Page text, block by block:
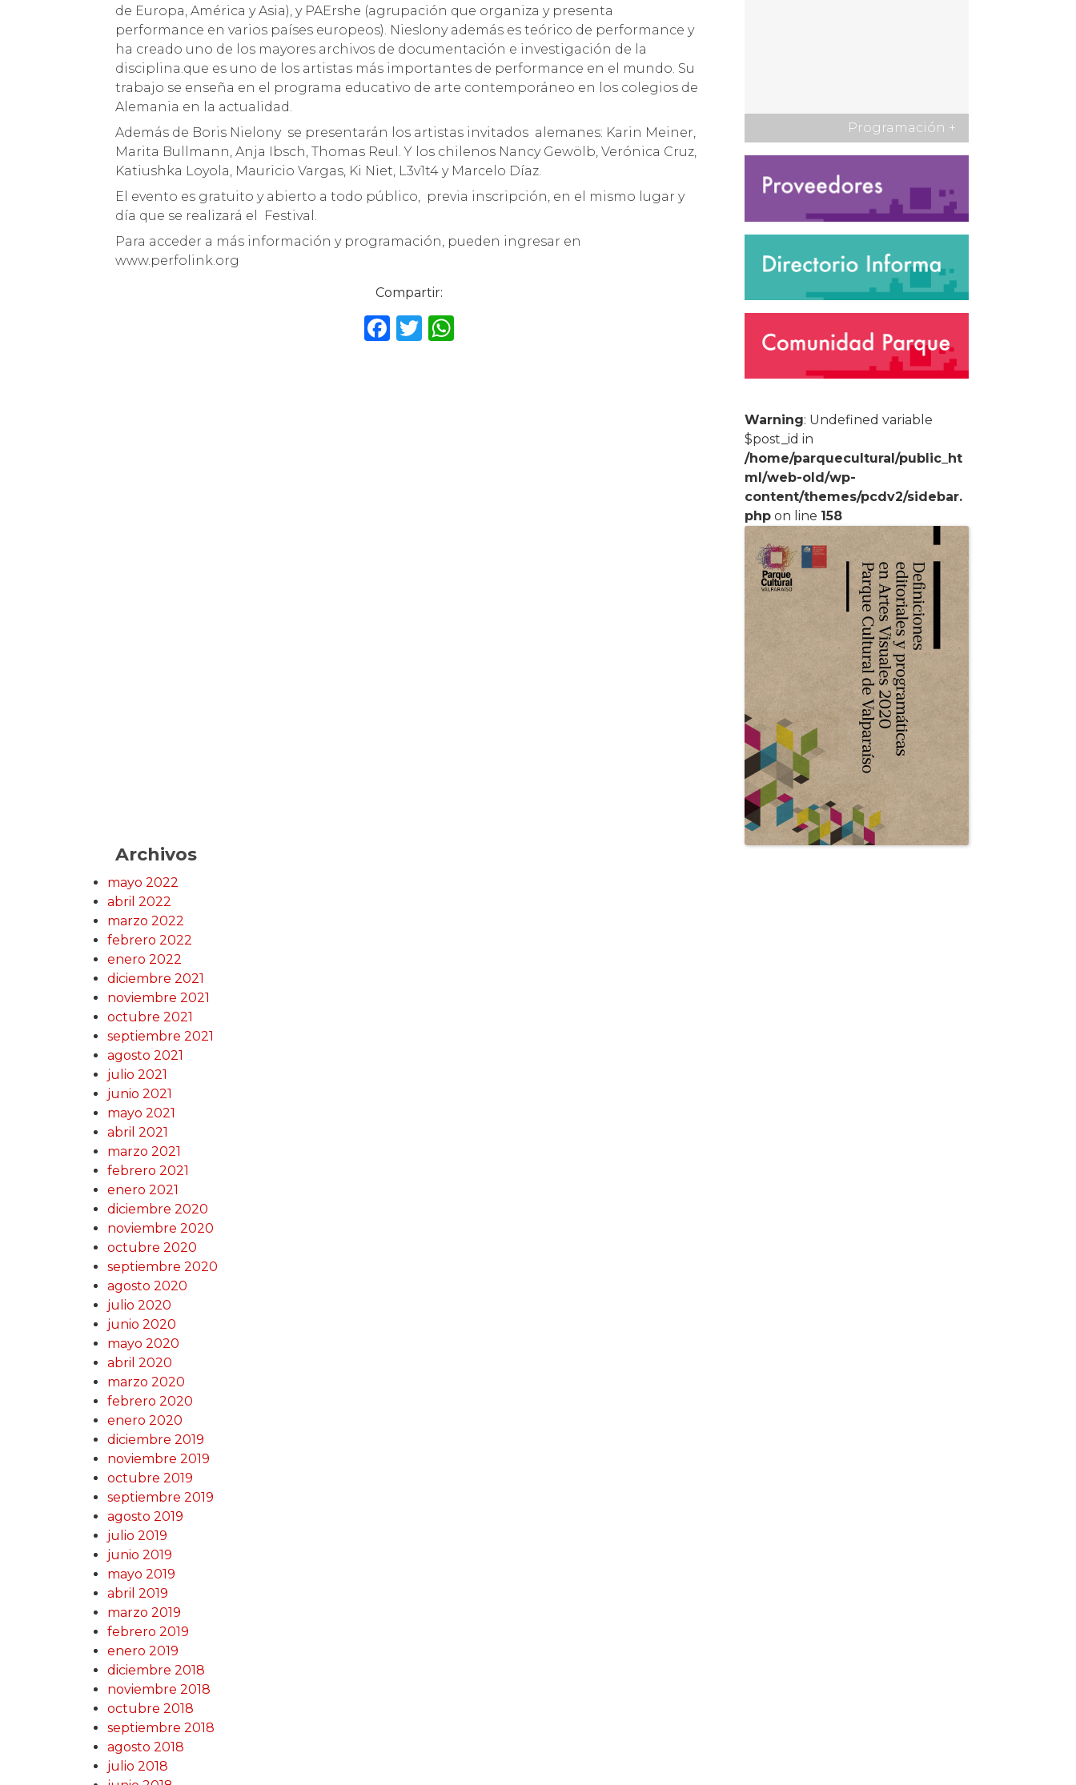
de Europa, América y Asia), y PAErshe (agrupación que organiza y presenta
performance en varios países europeos). Nieslony además es teórico de performance y
ha creado uno de los mayores archivos de documentación e investigación de la
disciplina.que es uno de los artistas más importantes de performance en el mundo. Su
trabajo se enseña en el programa educativo de arte contemporáneo en los colegios de
Alemania en la actualidad.
Además de Boris Nielony se presentarán los artistas invitados alemanes: Karin Meiner,
Marita Bullmann, Anja Ibsch, Thomas Reul. Y los chilenos Nancy Gewölb, Verónica Cruz,
Katiushka Loyola, Mauricio Vargas, Ki Niet, L3v1t4 y Marcelo Díaz.
El evento es gratuito y abierto a todo público, previa inscripción, en el mismo lugar y
día que se realizará el Festival.
Para acceder a más información y programación, pueden ingresar en
www.perfolink.org
Compartir:
F T W
Programación +
Warning: Undefined variable
$post_id in
/home/parquecultural/public_ht
ml/web-old/wp-
content/themes/pcdv2/sidebar.
php on line 158
Archivos
mayo 2022
abril 2022
marzo 2022
febrero 2022
enero 2022
diciembre 2021
noviembre 2021
octubre 2021
septiembre 2021
agosto 2021
julio 2021
junio 2021
mayo 2021
abril 2021
marzo 2021
febrero 2021
enero 2021
diciembre 2020
noviembre 2020
octubre 2020
septiembre 2020
agosto 2020
julio 2020
junio 2020
mayo 2020
abril 2020
marzo 2020
febrero 2020
enero 2020
diciembre 2019
noviembre 2019
octubre 2019
septiembre 2019
agosto 2019
julio 2019
junio 2019
mayo 2019
abril 2019
marzo 2019
febrero 2019
enero 2019
diciembre 2018
noviembre 2018
octubre 2018
septiembre 2018
agosto 2018
julio 2018